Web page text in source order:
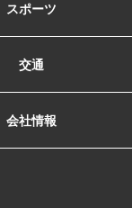
スポーツ
交通
会社情報